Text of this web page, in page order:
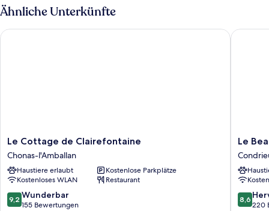
Ähnliche Unterkünfte
Le
Cottage
de
Clairefontaine
Chonas-
l'Amballan
Le Cottage de Clairefontaine
Chonas-l'Amballan
Haustiere erlaubt
Kostenlose Parkplätze
Kostenloses WLAN
Restaurant
9.2
von
9,2 Wunderbar
155 Bewertungen
Le Cottage de Clairefontaine
Le
Beau
Rivage
Le
8.6
von
8,6
220
Le Beau